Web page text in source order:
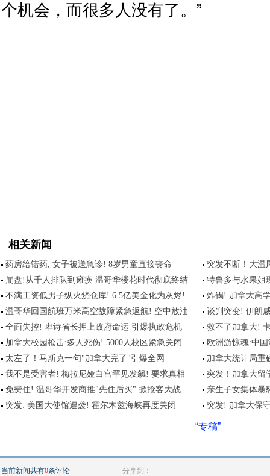
个机会，而很多人没有了。”
相关新闻
药房给错药, 女子被送急诊! 8岁男童直接丧命
突发不断！大温
崩盘!从千人排队到瘫痪 温哥华楼花时代彻底终结
特鲁多与水果姐
不满工资低男子纵火烧仓库! 6.5亿美金化为灰烬!
炸锅! 加拿大高
温哥华回国航班万米高空故障紧急返航! 空中放油
谈判突变! 伊朗
全面失控! 卑诗省长押上政府命运 引爆执政危机
救不了加拿大!
加拿大校园枪击:多人死伤! 5000人校区紧急关闭
欧洲游惊魂:中
太左了！马斯克一句"加拿大完了"引爆全网
加拿大统计局重
我不是受害者! 梅拉尼娅白宫罕见发飙! 要求真相
突发！加拿大留
免费住! 温哥华开发商推"先住后买" 掀抢客大战
亲生子女集体暴
突发: 美国大使馆遭袭! 霍尔木兹海峡再度关闭
突发! 加拿大保
“专稿”
当前新闻共有0条评论 分享到：